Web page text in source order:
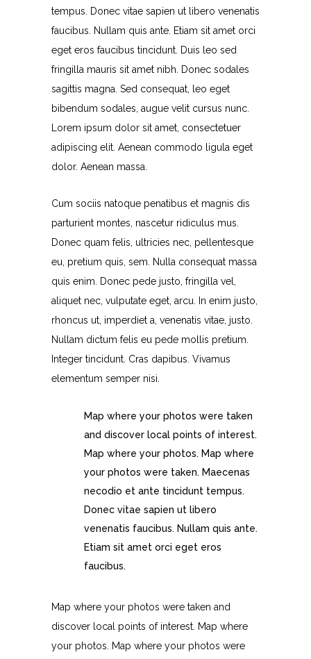
tempus. Donec vitae sapien ut libero venenatis
faucibus. Nullam quis ante. Etiam sit amet orci
eget eros faucibus tincidunt. Duis leo sed
fringilla mauris sit amet nibh. Donec sodales
sagittis magna. Sed consequat, leo eget
bibendum sodales, augue velit cursus nunc.
Lorem ipsum dolor sit amet, consectetuer
adipiscing elit. Aenean commodo ligula eget
dolor. Aenean massa.
Cum sociis natoque penatibus et magnis dis
parturient montes, nascetur ridiculus mus.
Donec quam felis, ultricies nec, pellentesque
eu, pretium quis, sem. Nulla consequat massa
quis enim. Donec pede justo, fringilla vel,
aliquet nec, vulputate eget, arcu. In enim justo,
rhoncus ut, imperdiet a, venenatis vitae, justo.
Nullam dictum felis eu pede mollis pretium.
Integer tincidunt. Cras dapibus. Vivamus
elementum semper nisi.
Map where your photos were taken
and discover local points of interest.
Map where your photos. Map where
your photos were taken. Maecenas
necodio et ante tincidunt tempus.
Donec vitae sapien ut libero
venenatis faucibus. Nullam quis ante.
Etiam sit amet orci eget eros
faucibus.
Map where your photos were taken and
discover local points of interest. Map where
your photos. Map where your photos were